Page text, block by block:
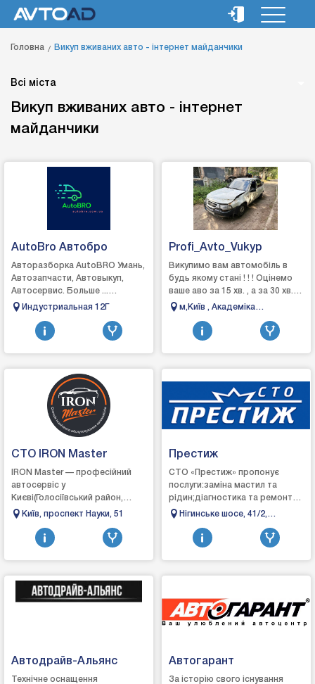
Головна Викуп вживаних авто - інтернет майданчики
Всі міста
Викуп вживаних авто - інтернет
майданчики
AutoBro Автобро
Авторазборка AutoBRO Умань,
Автозапчасти, Автовыкуп,
Автосервис. Больше ...
Восстановление авто после
Индустриальная 12Г
Profi_Avto_Vukyp
Викупимо вам автомобіль в
будь якому стані ! ! ! Оцінемо
ваше аво за 15 хв. , а за 30 хв.
гроші будуть в у вас
м,Київ , Академіка
Заболотного 124/2
СТО IRON Master
IRON Master — професійний
автосервіс у
Києві(Голосіївський район,
проспект Науки, 51).Вже понад
спектр послуг з обслугов...
Київ, проспект Науки, 51
Престиж
СТО «Престиж» пропонує
послуги:заміна мастил та
рідин;діагностика та ремонт
ходової
стабілізатора;стійки амортиз...
Нігинське шосе, 41/2,
Кам'янець-Подільський,
Хмельницька область
Автодрайв-Альянс
Технічне оснащення
Автогарант
За історію свого існування